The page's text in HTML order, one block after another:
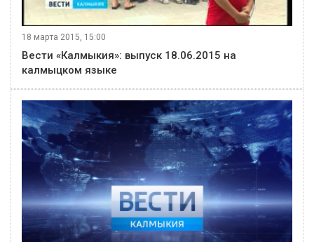
18 марта 2015, 15:00
Вести «Калмыкия»: выпуск 18.06.2015 на
калмыцком языке